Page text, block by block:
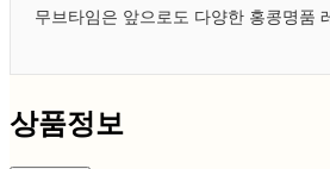
무브타임은 앞으로도 다양한 홍콩명품
상품정보